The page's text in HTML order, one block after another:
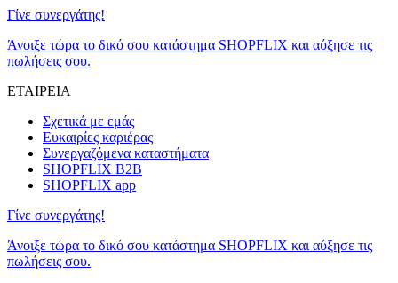
Γίνε συνεργάτης!
Άνοιξε τώρα το δικό σου κατάστημα SHOPFLIX και αύξησε τις
πωλήσεις σου.
ΕΤΑΙΡΕΙΑ
Σχετικά με εμάς
Ευκαιρίες καριέρας
Συνεργαζόμενα καταστήματα
SHOPFLIX B2B
SHOPFLIX app
Γίνε συνεργάτης!
Άνοιξε τώρα το δικό σου κατάστημα SHOPFLIX και αύξησε τις
πωλήσεις σου.